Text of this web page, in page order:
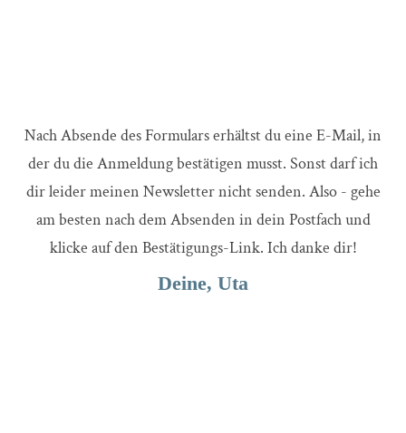
Nach Absende des Formulars erhältst du eine E-Mail, in
der du die Anmeldung bestätigen musst. Sonst darf ich
dir leider meinen Newsletter nicht senden. Also - gehe
am besten nach dem Absenden in dein Postfach und
klicke auf den Bestätigungs-Link. Ich danke dir!
Deine, Uta